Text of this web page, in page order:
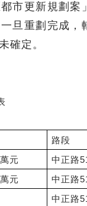
市更新規劃
旦重劃完成
確定。
路段
元
中正路
元
中正路
中正路